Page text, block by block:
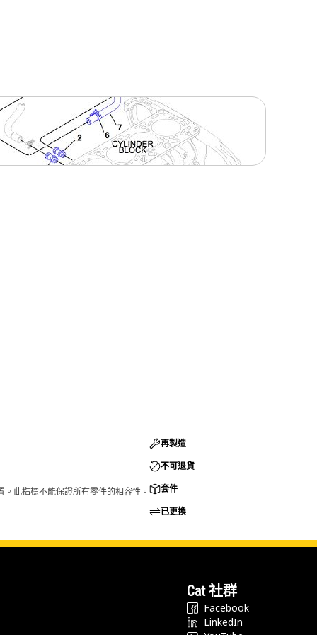
此指標不能保證所有零件的相容性。
再製造
不可退貨
套件
已更換
Cat 社群
Facebook
LinkedIn